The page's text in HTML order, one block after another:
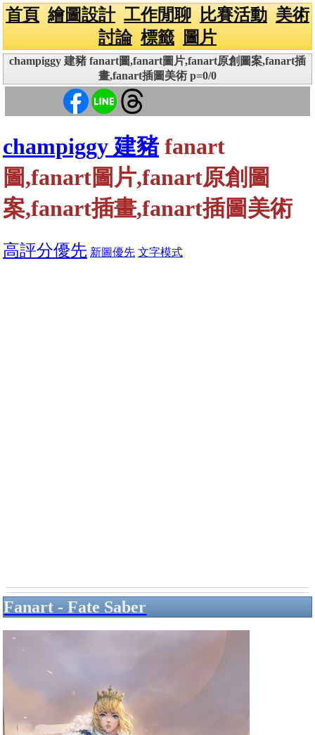
首頁 繪圖設計 工作閒聊 比賽活動 美術
討論 標籤 圖片
champiggy 建豬 fanart圖,fanart圖片,fanart原創圖案,fanart插
畫,fanart插圖美術 p=0/0
champiggy 建豬 fanart
圖,fanart圖片,fanart原創圖
案,fanart插畫,fanart插圖美術
高評分優先 新圖優先 文字模式
Fanart - Fate Saber